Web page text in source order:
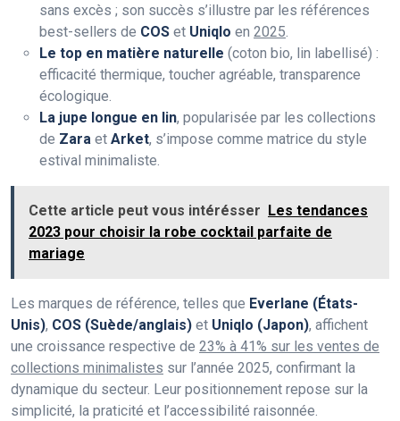
sans excès ; son succès s’illustre par les références
best-sellers de COS et Uniqlo en 2025
Le top en matière naturelle (coton bio, lin labellisé) :
efficacité thermique, toucher agréable, transparence
écologique.
La jupe longue en lin, popularisée par les collections
de Zara et Arket, s’impose comme matrice du style
estival minimaliste.
Cette article peut vous intérésser Les tendances
2023 pour choisir la robe cocktail parfaite de
mariage
Les marques de référence, telles que Everlane (États-
Unis), COS (Suède/anglais) et Uniqlo (Japon), affichent
une croissance respective de 23% à 41% sur les ventes de
collections minimalistes sur l’année 2025, confirmant la
dynamique du secteur. Leur positionnement repose sur la
simplicité, la praticité et l’accessibilité raisonnée.